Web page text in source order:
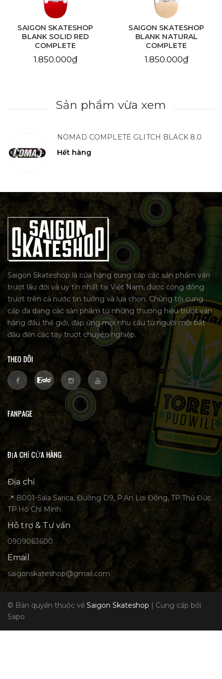
SAIGON SKATESHOP
BLANK SOLID RED
COMPLETE
1.850.000₫
SAIGON SKATESHOP
BLANK NATURAL
COMPLETE
1.850.000₫
Sản phẩm vừa xem
NOMAD COMPLETE GLITCH BLACK 8.0
Hết hàng
Saigon Skateshop là cửa hàng cung cấp các sản phẩm ván
trượt lâu đời và uy tín nhất tại Việt Nam, được cộng đồng
trượt trên cả nước tin tưởng và lựa chọn. Chúng tôi cung
cấp đa dạng các sản phẩm từ những thương hiệu trượt ván
hàng đầu thế giới, đáp ứng mọi nhu cầu từ người mới bắt
đầu đến các tay trượt chuyên nghiệp.
THEO DÕI
FANPAGE
ĐỊA CHỈ CỬA HÀNG
Địa chỉ
📍 B001-Sala Sarica, Đường D9, P.An Lợi Đông, TP.Thủ Đức
TP.Hồ Chí Minh
Hỗ trợ & Tư vấn
0909063600
Email
saigonskateshop@gmail.com
© Bản quyền thuộc về Saigon Skateshop | Cung cấp bởi
Sapo